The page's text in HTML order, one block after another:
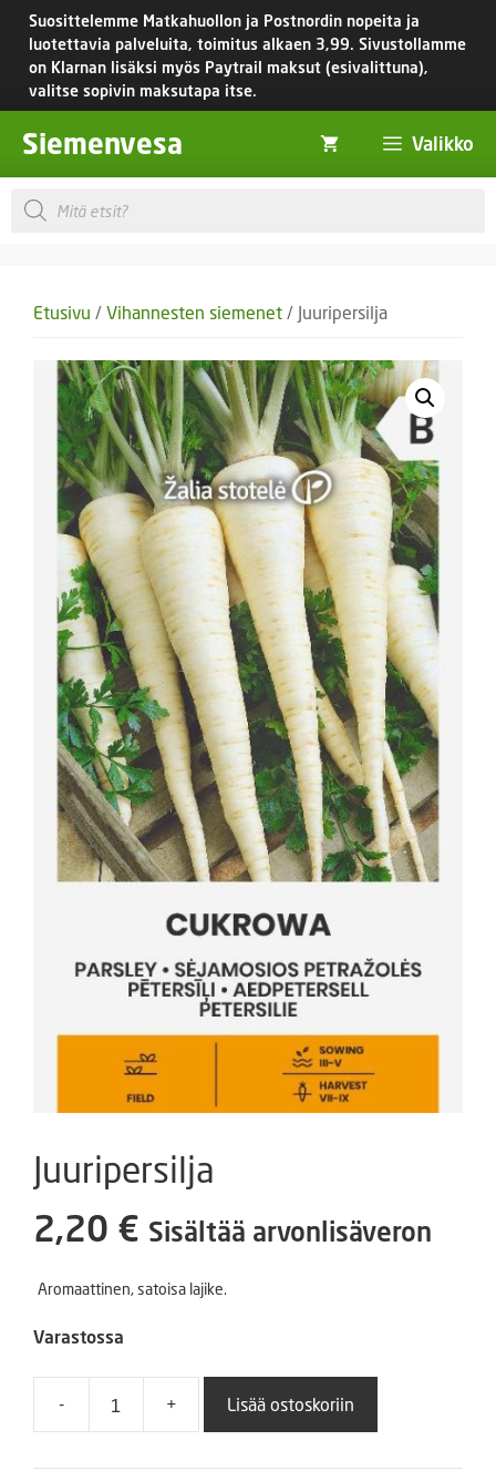
Siirry
sisältöön
Suosittelemme Matkahuollon ja Postnordin nopeita ja
luotettavia palveluita, toimitus alkaen 3,99. Sivustollamme
on Klarnan lisäksi myös Paytrail maksut (esivalittuna),
valitse sopivin maksutapa itse.
Siemenvesa Valikko
Products
search
Etusivu / Vihannesten siemenet / Juuripersilja
Juuripersilja
2,20 € Sisältää arvonlisäveron
Aromaattinen, satoisa lajike.
Varastossa
-
Juuripersilja
+ Lisää ostoskoriin